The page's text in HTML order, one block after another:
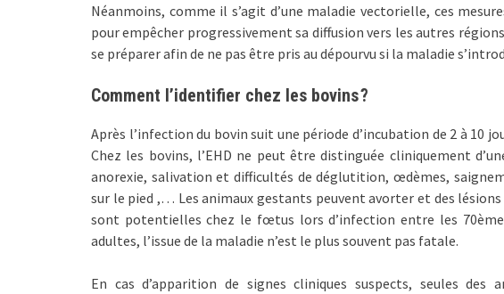
Néanmoins, comme il s’agit d’une maladie vectorielle, ces
pour empêcher progressivement sa diffusion vers les autres
se préparer afin de ne pas être pris au dépourvu si la maladie
Comment l’identifier chez les bovins ?
Après l’infection du bovin suit une période d’incubation de 2 à 10
Chez les bovins, l’EHD ne peut être distinguée cliniquement
anorexie, salivation et difficultés de déglutition, œdèmes,
sur le pied ,… Les animaux gestants peuvent avorter et des lésions
sont potentielles chez le fœtus lors d’infection entre les
adultes, l’issue de la maladie n’est le plus souvent pas fatale.
En cas d’apparition de signes cliniques suspects, seules